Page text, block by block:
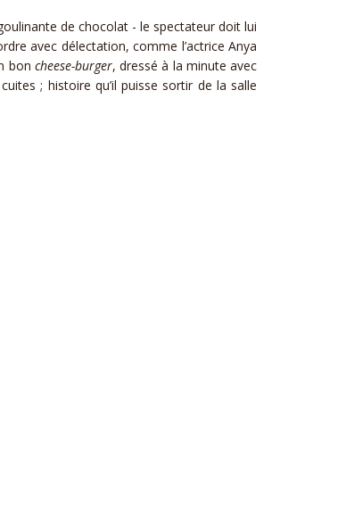
de chocolat - le spectateur doit lui
avec délectation, comme l’actrice Anya
bon cheese-burger, dressé à la minute avec
; histoire qu’il puisse sortir de la salle